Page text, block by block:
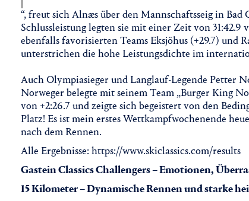
“, freut sich Alnæs über den Mannschaftsseig in Bad
Schlussleistung legten sie mit einer Zeit von 31:42.9
ebenfalls favorisierten Teams Eksjöhus (+29.7) und
unterstrichen die hohe Leistungsdichte im
Auch Olympiasieger und Langlauf-Legende Petter
Norweger belegte mit seinem Team „Burger King
von +2:26.7 und zeigte sich begeistert von den
Platz! Es ist mein erstes Wettkampfwochenende
nach dem Rennen.
Alle Ergebnisse: https://www.skiclassics.com/results
Gastein Classics Challengers – Emotionen,
15 Kilometer – Dynamische Rennen und starke